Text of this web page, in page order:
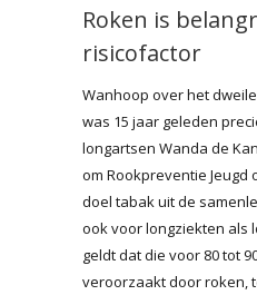
Roken is
risicofactor
Wanhoop over het
was 15 jaar geleden
longartsen Wanda de
om Rookpreventie Jeugd
doel tabak uit de
ook voor longziekten als
geldt dat die voor 80 tot
veroorzaakt door roken,